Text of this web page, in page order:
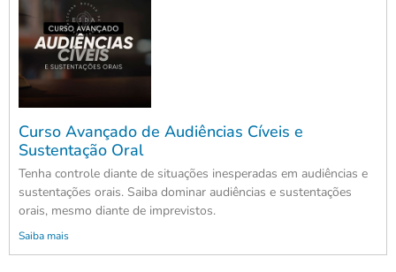
Curso Avançado de Audiências Cíveis e
Sustentação Oral
Tenha controle diante de situações inesperadas em audiências e
sustentações orais. Saiba dominar audiências e sustentações
orais, mesmo diante de imprevistos.
Saiba mais